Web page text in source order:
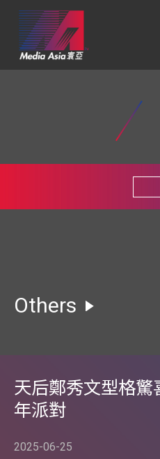
Others
天后鄭秀文型格驚
年派對
2025-06-25